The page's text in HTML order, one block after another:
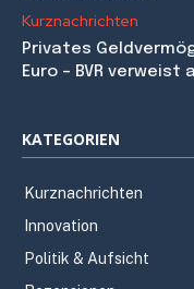
Kurznachrichten
Privates
Euro – BVR
KATEGORIEN
Kurznachrichten
Innovation
Politik & Aufsicht